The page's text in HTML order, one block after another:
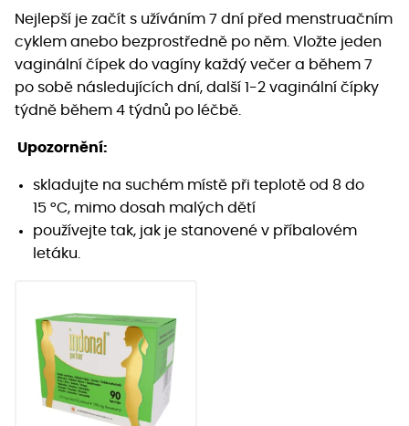
Nejlepší je začít s užíváním 7 dní před menstruačním
cyklem anebo bezprostředně po něm. Vložte jeden
vaginální čípek do vagíny každý večer a během 7
po sobě následujících dní, další 1-2 vaginální čípky
týdně během 4 týdnů po léčbě.
Upozornění:
skladujte na suchém místě při teplotě od 8 do
15 °C, mimo dosah malých dětí
používejte tak, jak je stanovené v příbalovém
letáku.